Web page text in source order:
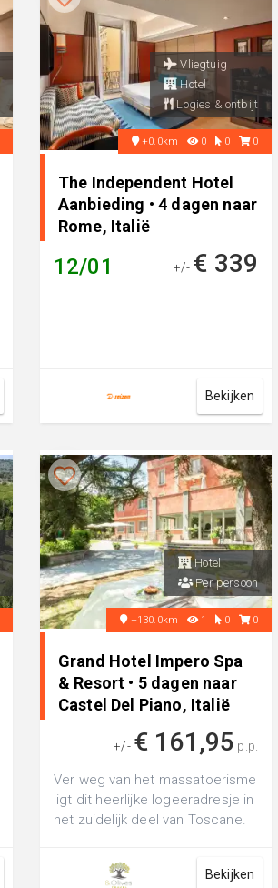
Vliegtuig
Hotel
Logies & ontbijt
+0.0km 0 0 0
The Independent Hotel
Aanbieding • 4 dagen naar
Rome, Italië
12/01 +/- € 339
Bekijken
Hotel
Per persoon
+130.0km 1 0 0
Grand Hotel Impero Spa
& Resort • 5 dagen naar
Castel Del Piano, Italië
+/- € 161,95 p.p.
Ver weg van het massatoerisme
ligt dit heerlijke logeeradresje in
het zuidelijk deel van Toscane.
Bekijken